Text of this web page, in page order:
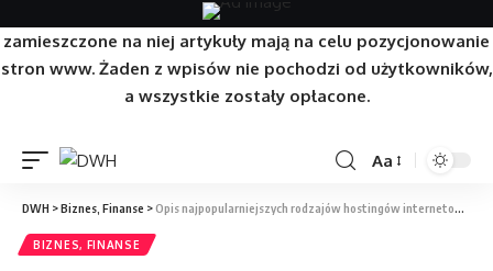
Strona/Blog w całości ma charakter reklamowy, a
zamieszczone na niej artykuły mają na celu pozycjonowanie
stron www. Żaden z wpisów nie pochodzi od użytkowników,
a wszystkie zostały opłacone.
Aa
DWH >Biznes, Finanse >Opis najpopularniejszych rodzajów hostingów internetowych stron
BIZNES, FINANSE